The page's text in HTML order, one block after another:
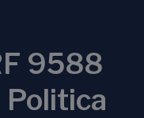
9588